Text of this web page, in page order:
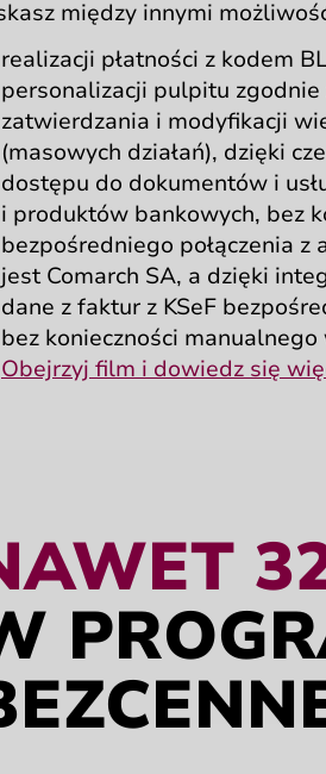
między innymi
realizacji płatności z kodem
personalizacji pulpitu zgodnie
zatwierdzania i modyfikacji
(masowych działań), dzięki
dostępu do dokumentów i
i produktów bankowych, bez
bezpośredniego połączenia z
jest Comarch SA, a dzięki
dane z faktur z KSeF
bez konieczności
Obejrzyj film i dowiedz się